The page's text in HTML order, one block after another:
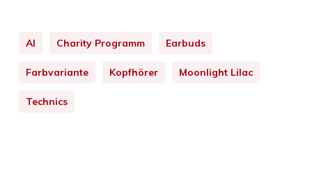
AI Charity Programm Earbuds
Farbvariante Kopfhörer Moonlight Lilac
Technics